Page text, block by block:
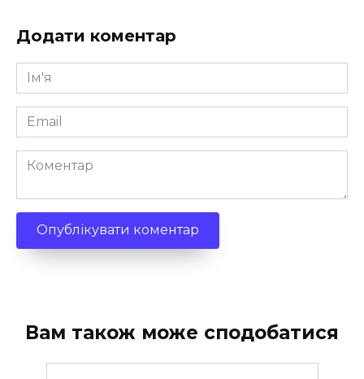
Додати коментар
Ім'я
*
Email
*
Коментар
Вам також може сподобатися